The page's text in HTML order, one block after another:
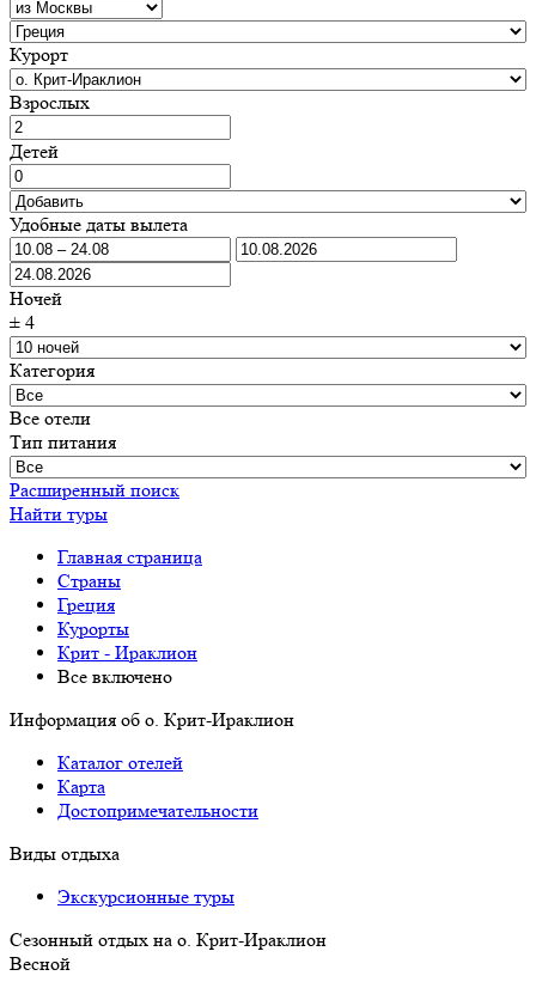
Курорт
Взрослых
Детей
Удобные даты вылета
Ночей
± 4
Категория
Все отели
Тип питания
Расширенный поиск
Найти туры
Главная страница
Cтраны
Греция
Курорты
Крит - Ираклион
Все включено
Информация об о. Крит-Ираклион
Каталог отелей
Карта
Достопримечательности
Виды отдыха
Экскурсионные туры
Сезонный отдых на о. Крит-Ираклион
Весной